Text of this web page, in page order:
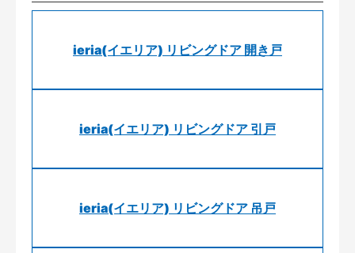
ieria(イエリア) リビングドア 開き戸
ieria(イエリア) リビングドア 引戸
ieria(イエリア) リビングドア 吊戸